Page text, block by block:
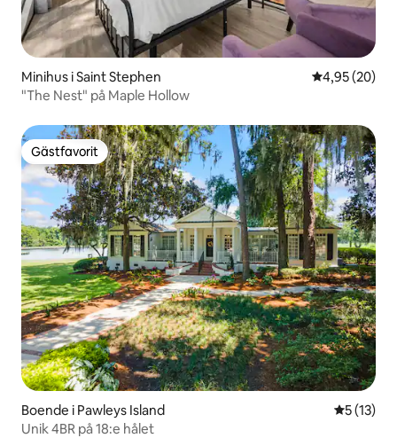
Minihus i Saint Stephen 4,95 av 5 i
4,95 (20)
"The Nest" på Maple Hollow
Gästfavorit
Gästfavorit
Boende i Pawleys Island 5 av 5 i
5 (13)
Unik 4BR på 18:e hålet